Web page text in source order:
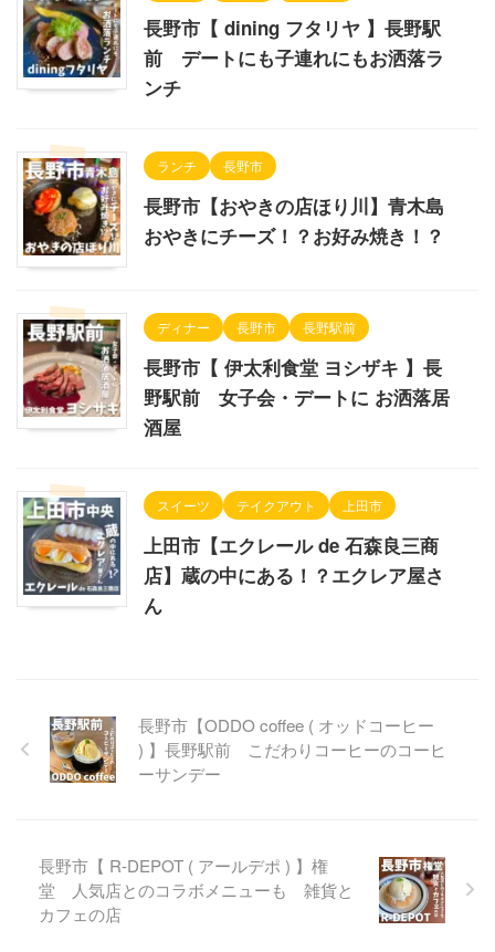
長野市【 dining フタリヤ 】長野駅
前 デートにも子連れにもお洒落ラ
ンチ
ランチ 長野市
長野市【おやきの店ほり川】青木島
おやきにチーズ！？お好み焼き！？
ディナー 長野市 長野駅前
長野市【 伊太利食堂 ヨシザキ 】長
野駅前 女子会・デートに お洒落居
酒屋
スイーツ テイクアウト 上田市
上田市【エクレール de 石森良三商
店】蔵の中にある！？エクレア屋さ
ん
長野市【ODDO coffee ( オッドコーヒー
) 】長野駅前 こだわりコーヒーのコーヒ
ーサンデー
長野市【 R-DEPOT ( アールデポ ) 】権
堂 人気店とのコラボメニューも 雑貨と
カフェの店